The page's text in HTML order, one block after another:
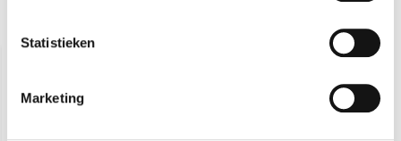
Statistieken
Marketing